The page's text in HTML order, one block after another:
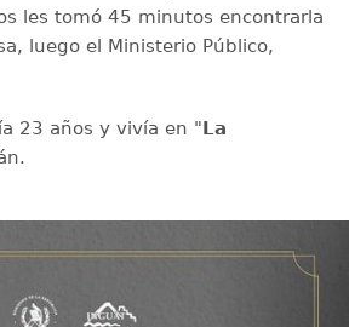
les tomó 45 minutos encontrarla
luego el Ministerio Público,
23 años y vivía en "La